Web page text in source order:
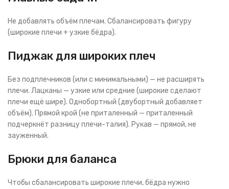
Не добавлять объём плечам. Сбалансировать фигуру
(широкие плечи + узкие бёдра).
Пиджак для широких плеч
Без подплечников (или с минимальными) — не расширять
плечи. Лацканы — узкие или средние (широкие сделают
плечи ещё шире). Однобортный (двубортный добавляет
объём). Прямой крой (не приталенный — приталенный
подчеркнёт разницу плечи-талия). Рукав — прямой, не
зауженный.
Брюки для баланса
Чтобы сбалансировать широкие плечи, бёдра нужно